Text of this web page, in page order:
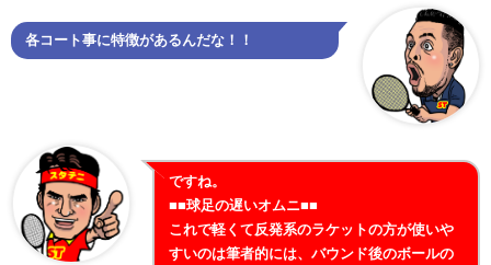
各コート事に特徴があるんだな！！
ですね。
■■球足の遅いオムニ■■
これで軽くて反発系のラケットの方が使いや
すいのは筆者的には、バウンド後のボールの